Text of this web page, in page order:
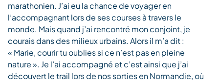
marathonien. J’ai eu la chance de voyager en
l’accompagnant lors de ses courses à travers le
monde. Mais quand j’ai rencontré mon conjoint, je
courais dans des milieux urbains. Alors il m’a dit :
« Marie, courir tu oublies si ce n’est pas en pleine
nature ». Je l’ai accompagné et c’est ainsi que j’ai
découvert le trail lors de nos sorties en Normandie, où